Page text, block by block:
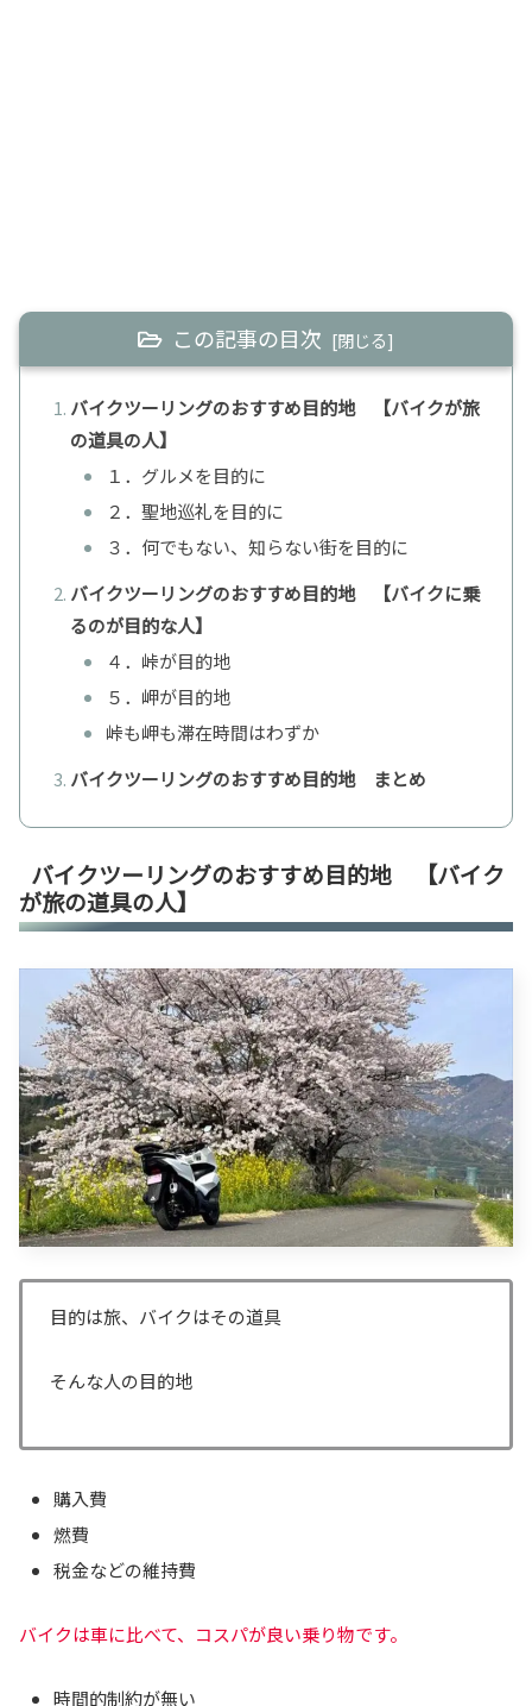
この記事の目次
バイクツーリングのおすすめ目的地 【バイクが旅
の道具の人】
１．グルメを目的に
２．聖地巡礼を目的に
３．何でもない、知らない街を目的に
バイクツーリングのおすすめ目的地 【バイクに乗
るのが目的な人】
４．峠が目的地
５．岬が目的地
峠も岬も滞在時間はわずか
バイクツーリングのおすすめ目的地 まとめ
バイクツーリングのおすすめ目的地 【バイク
が旅の道具の人】
目的は旅、バイクはその道具
そんな人の目的地
購入費
燃費
税金などの維持費
バイクは車に比べて、 コスパが良い乗り物です。
時間的制約が無い